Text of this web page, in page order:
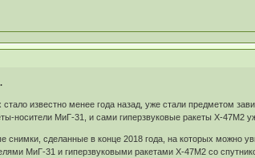
известно менее года назад, уже стали предметом
носители МиГ-31, и сами гиперзвуковые ракеты Х-47М2
снимки, сделанные в конце 2018 года, на которых можно
МиГ-31 и гиперзвуковыми ракетами Х-47М2 со